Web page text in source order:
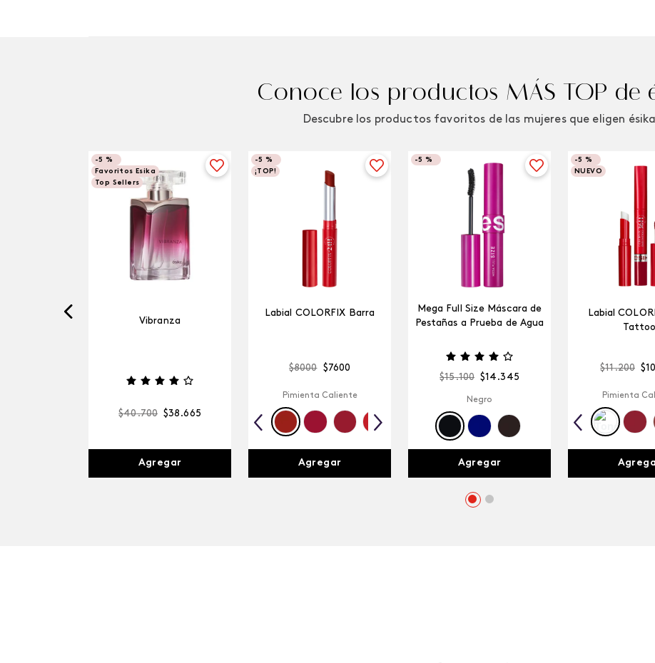
Conoce los productos MÁS TOP de
Descubre los productos favoritos de las mujeres que eligen ésika
-5 %
Favoritos Esika
Top Sellers
Vibranza
$40.700 $38 .665
Agregar
-5 %
¡TOP!
Labial COLORFIX Barra
$8000 $7600
Pimienta Caliente
Agregar
-5 %
Mega Full Size Máscara de
Pestañas a Prueba de Agua
$15.100 $14 .345
Negro
Agregar
-5 %
NUEVO
Labial
Tattoo
$11.200 $10
Pimienta